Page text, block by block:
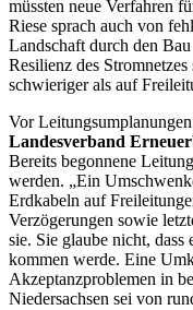
müssten neue Verfahren
Riese sprach auch von
Landschaft durch den
Resilienz des
schwieriger als auf
Vor
Landesverband
Bereits begonnene
werden. „Ein
Erdkabeln auf
Verzögerungen sowie
sie. Sie glaube nicht, dass
kommen werde. Eine
Akzeptanzproblemen in
Niedersachsen sei von